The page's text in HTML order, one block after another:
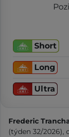
Short
Long
Ultra
Frederic
(týden 32/2026),